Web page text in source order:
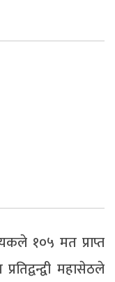
१०५ मत प्राप्त
महासेठले